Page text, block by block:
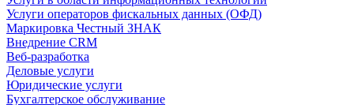
Услуги операторов фискальных данных (ОФД)
Маркировка Честный ЗНАК
Внедрение CRM
Веб-разработка
Деловые услуги
Юридические услуги
Бухгалтерское обслуживание